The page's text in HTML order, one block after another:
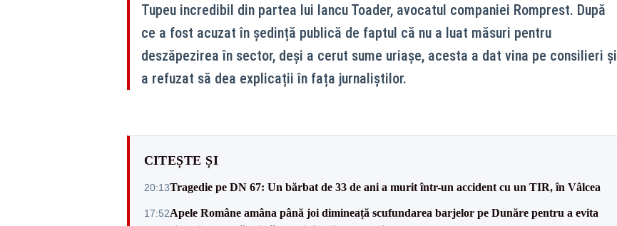
Tupeu incredibil din partea lui Iancu Toader, avocatul companiei Romprest. După
ce a fost acuzat în ședință publică de faptul că nu a luat măsuri pentru
deszăpezirea în sector, deși a cerut sume uriașe, acesta a dat vina pe consilieri și
a refuzat să dea explicații în fața jurnaliștilor.
CITEȘTE ȘI
20:13Tragedie pe DN 67: Un bărbat de 33 de ani a murit într-un accident cu un TIR, în Vâlcea
17:52Apele Române amâna până joi dimineață scufundarea barjelor pe Dunăre pentru a evita